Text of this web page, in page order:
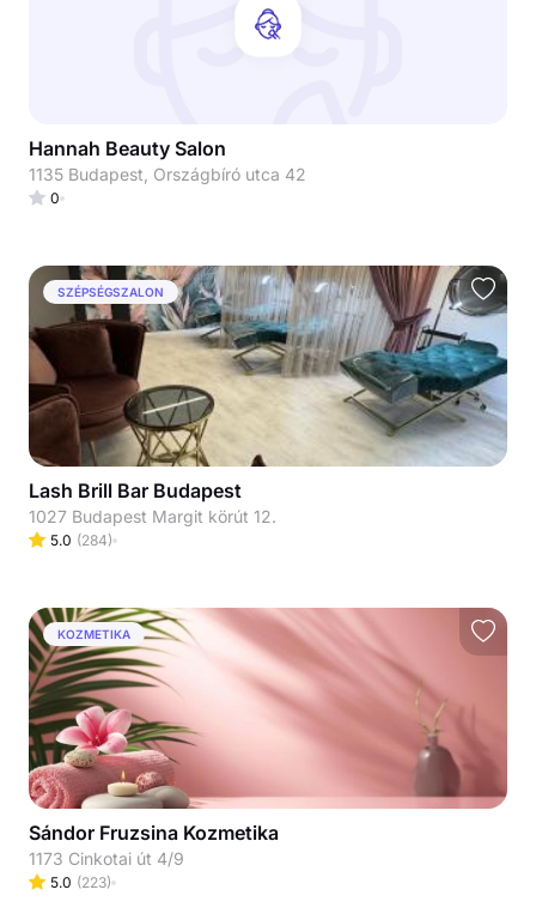
Hannah Beauty Salon
1135 Budapest, Országbíró utca 42
0
SZÉPSÉGSZALON
Lash Brill Bar Budapest
1027 Budapest Margit körút 12.
5.0 (284)
KOZMETIKA
Sándor Fruzsina Kozmetika
1173 Cinkotai út 4/9
5.0 (223)